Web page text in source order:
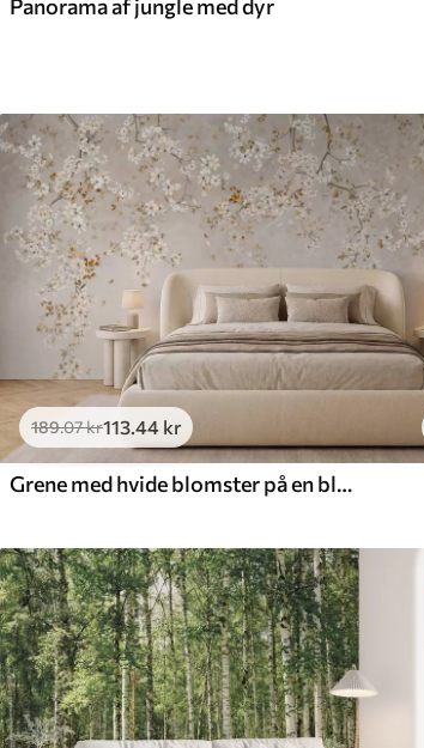
Panorama af jungle med dyr
189.07kr113 .44 kr
Grene med hvide blomster på en blød beige baggrund